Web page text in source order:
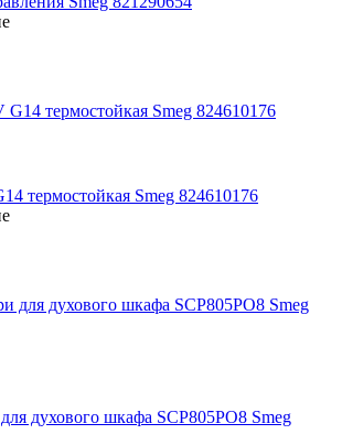
термостойкая Smeg 824610176
духового шкафа SCP805PO8 Smeg